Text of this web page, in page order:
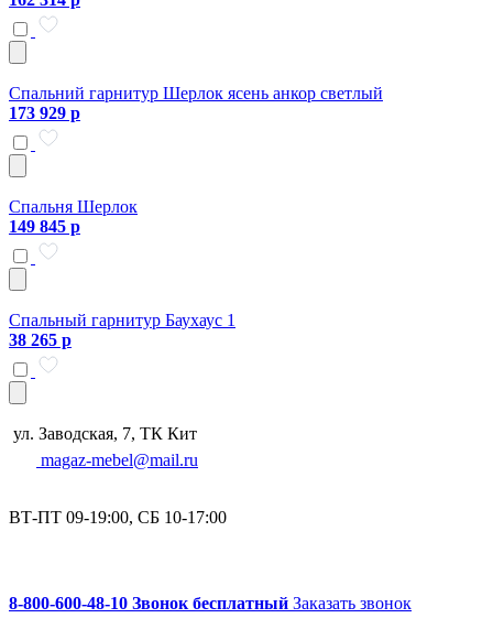
Спальний гарнитур Шерлок ясень анкор светлый
173 929 р
Спальня Шерлок
149 845 р
Спальный гарнитур Баухаус 1
38 265 р
ул. Заводская, 7, ТК Кит
magaz-mebel@mail.ru
ВТ-ПТ 09-19:00, СБ 10-17:00
8-800-600-48-10 Звонок бесплатный Заказать звонок